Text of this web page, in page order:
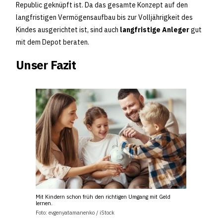
Republic geknüpft ist. Da das gesamte Konzept auf den
langfristigen Vermögensaufbau bis zur Volljährigkeit des
Kindes ausgerichtet ist, sind auch langfristige Anlegergut
mit dem Depot beraten.
Unser Fazit
Mit Kindern schon früh den richtigen Umgang mit Geld
lernen.
Foto: evgenyatamanenko / iStock